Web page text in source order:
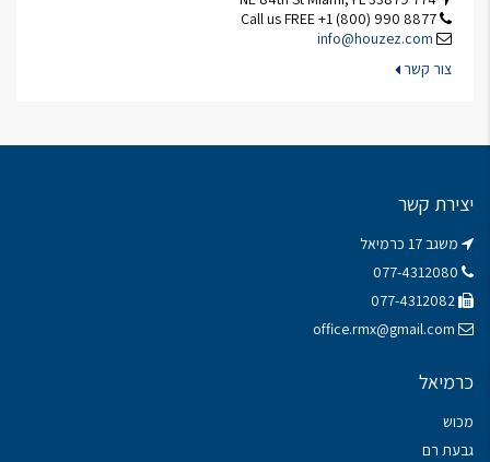
info@houzez.com
צור קשר
יצירת קשר
משגב 17 כרמיאל
office.rmx@gmail.com
כרמיאל
מכוש
גבעת רם